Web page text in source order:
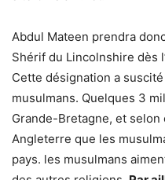
Abdul Mateen prendra
Shérif du Lincolnshire dès
Cette désignation a
musulmans. Quelques 3
Grande-Bretagne, et
Angleterre que les
pays. les musulmans